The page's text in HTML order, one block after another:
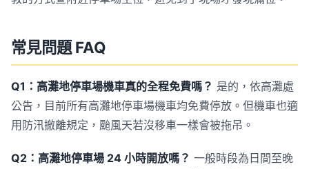
常見問題 FAQ
Q1：高灘地停車場機車真的全程免費嗎？ 是的，依高灘處
公告，目前所有高灘地停車場機車均免費停放。但機車也適
用防汛撤離規定，颱風天若沒移車一樣會被拖吊。
Q2：高灘地停車場 24 小時開放嗎？ 一般時段為日間至晚